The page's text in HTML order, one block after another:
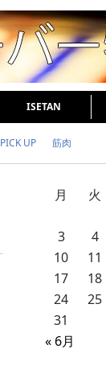
ISETAN
PICK UP 筋肉
月
火
« 6月
3
4
10
11
17
18
24
25
31